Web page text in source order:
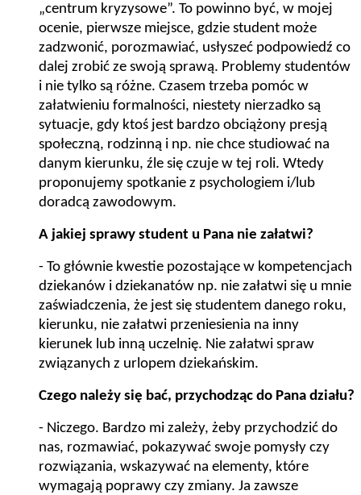
„centrum kryzysowe”. To powinno być, w mojej
ocenie, pierwsze miejsce, gdzie student może
zadzwonić, porozmawiać, usłyszeć podpowiedź co
dalej zrobić ze swoją sprawą. Problemy studentów
i nie tylko są różne. Czasem trzeba pomóc w
załatwieniu formalności, niestety nierzadko są
sytuacje, gdy ktoś jest bardzo obciążony presją
społeczną, rodzinną i np. nie chce studiować na
danym kierunku, źle się czuje w tej roli. Wtedy
proponujemy spotkanie z psychologiem i/lub
doradcą zawodowym.
A jakiej sprawy student u Pana nie załatwi?
- To głównie kwestie pozostające w kompetencjach
dziekanów i dziekanatów np. nie załatwi się u mnie
zaświadczenia, że jest się studentem danego roku,
kierunku, nie załatwi przeniesienia na inny
kierunek lub inną uczelnię. Nie załatwi spraw
związanych z urlopem dziekańskim.
Czego należy się bać, przychodząc do Pana działu?
- Niczego. Bardzo mi zależy, żeby przychodzić do
nas, rozmawiać, pokazywać swoje pomysły czy
rozwiązania, wskazywać na elementy, które
wymagają poprawy czy zmiany. Ja zawsze